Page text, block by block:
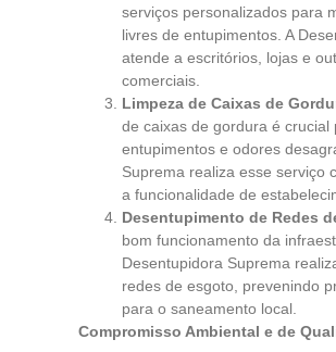
serviços personalizados para
livres de entupimentos. A
atende a escritórios, lojas e
comerciais.
Limpeza de Caixas de
de caixas de gordura é crucial
entupimentos e odores
Suprema realiza esse serviço
a funcionalidade de
Desentupimento de Redes
bom funcionamento da
Desentupidora Suprema
redes de esgoto, prevenindo
para o saneamento local.
Compromisso Ambiental e de